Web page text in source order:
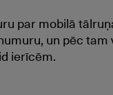
par mobilā
un pēc tam
ierīcēm.